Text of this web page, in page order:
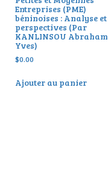
Entreprises (PME)
béninoises : Analyse et
perspectives (Par
KANLINSOU Abraham
Yves)
$0.00
Ajouter au panier